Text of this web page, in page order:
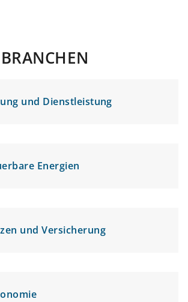
und Dienstleistung
Energien
und Versicherung